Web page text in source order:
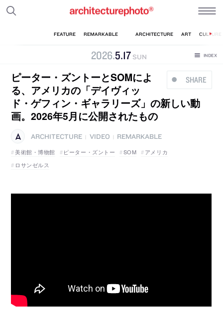
2026.5.17 SUN
SHARE
ピーター・ズントーとSOMによ
る、アメリカの「デイヴィッ
ド・ゲフィン・ギャラリーズ」の新しい動
画。2026年5月に公開されたもの
ARCHITECTURE VIDEO
REMARKABLE
美術館・博物館
ピーター・ズントー SOM
アメリカ
ロサンゼルス